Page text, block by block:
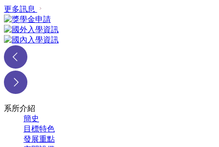
更多訊息
系所介紹
簡史
目標特色
發展重點